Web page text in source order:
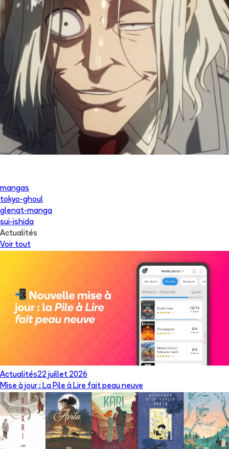
mangas
tokyo-ghoul
glenat-manga
sui-ishida
Actualités
Voir tout
Actualités22 juillet 2026
Mise à jour : La Pile à Lire fait peau neuve